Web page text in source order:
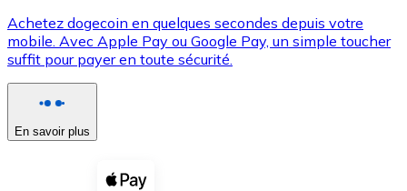
XRP
XRP
Voir toutes
Coupons crypto
Achetez dogecoin en quelques secondes depuis votre
mobile. Avec Apple Pay ou Google Pay, un simple toucher
suffit pour payer en toute sécurité.
En savoir plus